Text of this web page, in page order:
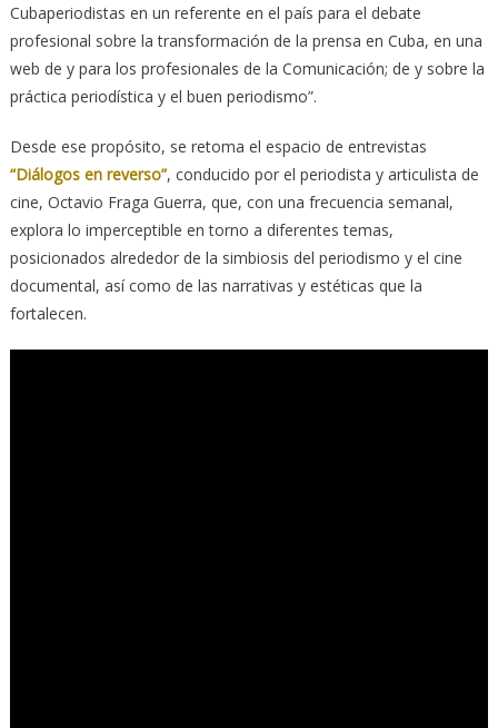
Cubaperiodistas en un referente en el país para el debate
profesional sobre la transformación de la prensa en Cuba, en una
web de y para los profesionales de la Comunicación; de y sobre la
práctica periodística y el buen periodismo”.
Desde ese propósito, se retoma el espacio de entrevistas
“Diálogos en reverso”, conducido por el periodista y articulista de
cine, Octavio Fraga Guerra, que, con una frecuencia semanal,
explora lo imperceptible en torno a diferentes temas,
posicionados alrededor de la simbiosis del periodismo y el cine
documental, así como de las narrativas y estéticas que la
fortalecen.